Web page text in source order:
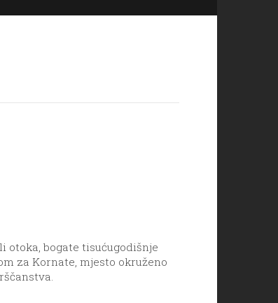
otoka, bogate tisućugodišnje
za Kornate, mjesto okruženo